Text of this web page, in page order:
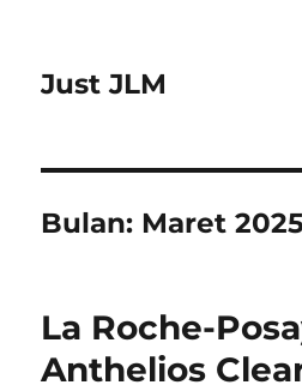
Just JLM
Bulan: Maret 2025
La Roche-
Anthelios